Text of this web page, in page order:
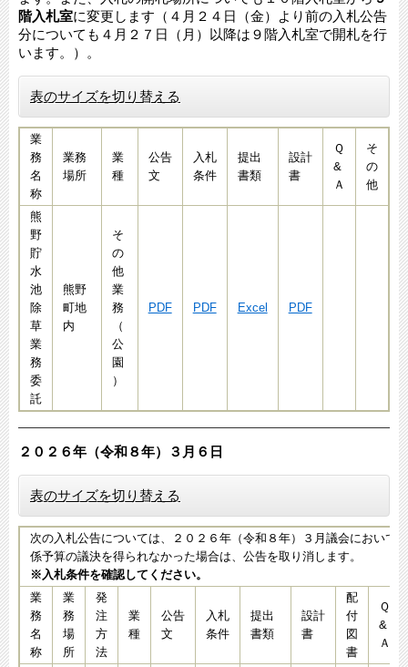
階入札室に変更します（４月２４日（金）より前の入札公告
分についても４月２７日（月）以降は９階入札室で開札を行
います。）。​
表のサイズを切り替える
業
務
名
称
業務
場所
業
種
公告
文
入札
条件
提出
書類
設計
書
Ｑ
&
Ａ
そ
の
他
熊
野
貯
水
池
除
草
業
務
委
託
熊野
町地
内
そ
の
他
業
務
（
公
園
）
PDF PDF Excel PDF
２０２６年（令和８年）３月６ 日​​
表のサイズを切り替える
次の入札公告については、２０２６年（令和８年）３月議会において
係予算の議決を得られなかった場合は、公告を取り消します。
※入札条件を確認してください。
業
務
名
称
業
務
場
所
発
注
方
法
業
種
公告
文
入札
条件
提出
書類
設計
書
配
付
図
書
Ｑ
&
Ａ